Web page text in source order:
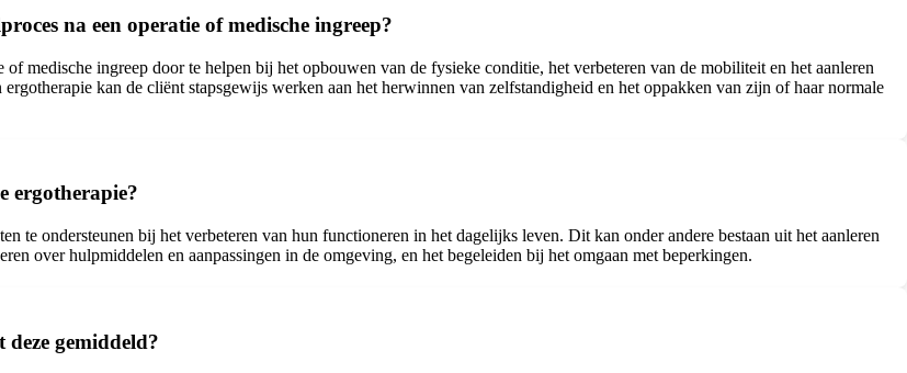
na een operatie of medische ingreep?
medische ingreep door te helpen bij het opbouwen van de fysieke conditie, het verbeteren van de mobiliteit en het aanleren
kan de cliënt stapsgewijs werken aan het herwinnen van zelfstandigheid en het oppakken van zijn of haar normale
ergotherapie?
te ondersteunen bij het verbeteren van hun functioneren in het dagelijks leven. Dit kan onder andere bestaan uit het aanleren
over hulpmiddelen en aanpassingen in de omgeving, en het begeleiden bij het omgaan met beperkingen.
gemiddeld?